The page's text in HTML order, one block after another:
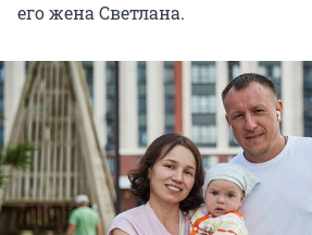
его жена Светлана.